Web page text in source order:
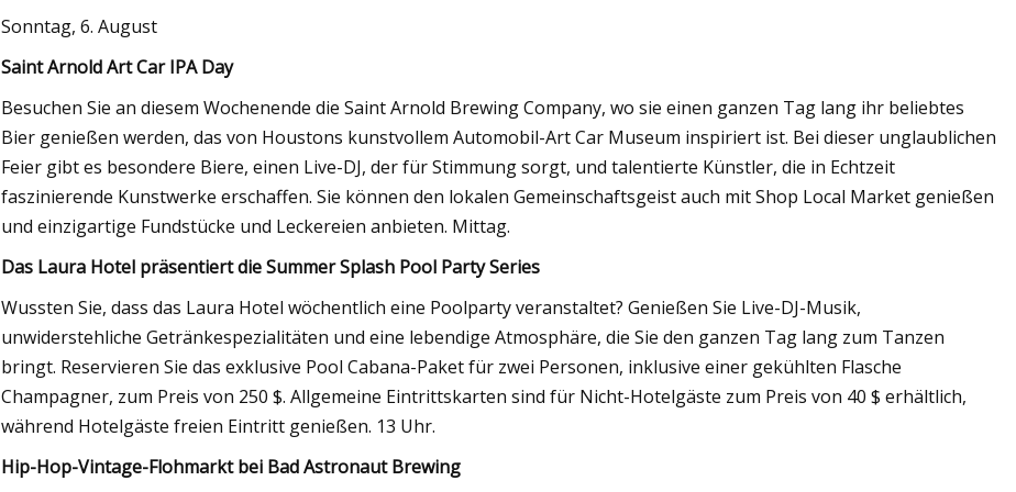
Sonntag, 6. August
Saint Arnold Art Car IPA Day
Besuchen Sie an diesem Wochenende die Saint Arnold Brewing Company, wo sie einen ganzen Tag lang ihr beliebtes
Bier genießen werden, das von Houstons kunstvollem Automobil-Art Car Museum inspiriert ist. Bei dieser unglaublichen
Feier gibt es besondere Biere, einen Live-DJ, der für Stimmung sorgt, und talentierte Künstler, die in Echtzeit
faszinierende Kunstwerke erschaffen. Sie können den lokalen Gemeinschaftsgeist auch mit Shop Local Market genießen
und einzigartige Fundstücke und Leckereien anbieten. Mittag.
Das Laura Hotel präsentiert die Summer Splash Pool Party Series
Wussten Sie, dass das Laura Hotel wöchentlich eine Poolparty veranstaltet? Genießen Sie Live-DJ-Musik,
unwiderstehliche Getränkespezialitäten und eine lebendige Atmosphäre, die Sie den ganzen Tag lang zum Tanzen
bringt. Reservieren Sie das exklusive Pool Cabana-Paket für zwei Personen, inklusive einer gekühlten Flasche
Champagner, zum Preis von 250 $. Allgemeine Eintrittskarten sind für Nicht-Hotelgäste zum Preis von 40 $ erhältlich,
während Hotelgäste freien Eintritt genießen. 13 Uhr.
Hip-Hop-Vintage-Flohmarkt bei Bad Astronaut Brewing